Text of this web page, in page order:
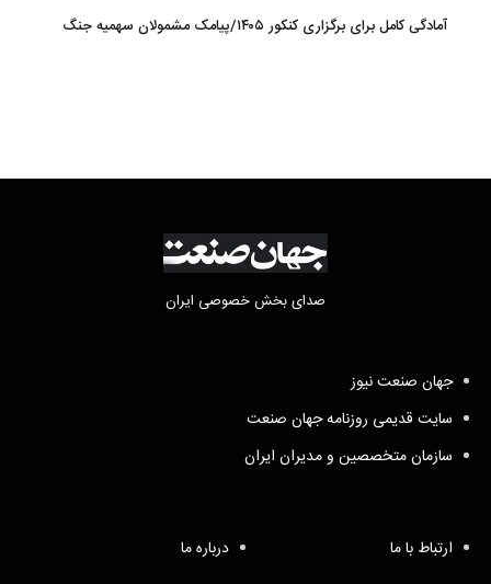
آمادگی کامل برای برگزاری کنکور ۱۴۰۵/پیامک مشمولان سهمیه جنگ
صدای بخش خصوصی ایران
جهان صنعت نیوز
سایت قدیمی روزنامه جهان صنعت
سازمان متخصصین و مدیران ایران
ارتباط با ما درباره ما